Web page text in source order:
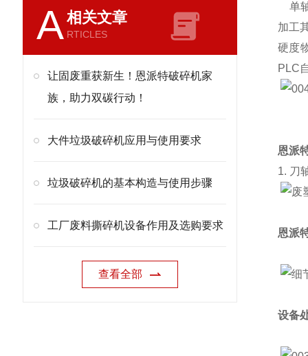
A相关文章
RTICLES
让固废重获新生！恩派特破碎机家
族，助力双碳行动！
大件垃圾破碎机应用与使用要求
垃圾破碎机的基本构造与使用步骤
工厂废料撕碎机设备作用及选购要求
查看全部
单
加工
硬度
PLC
恩派
1. 刀
恩派
设备